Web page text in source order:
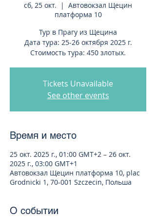
сб, 25 окт.
  |
Автовокзал Щецин
платформа 10
Тур в Прагу из Щецина
Дата тура: 25-26 октября 2025 г.
Стоимость тура: 450 злотых.
Tickets Unavailable
See other events
Время и место
25 окт. 2025 г., 01:00 GMT+2 – 26 окт.
2025 г., 03:00 GMT+1
Автовокзал Щецин платформа 10, plac
Grodnicki 1, 70-001 Szczecin, Польша
О событии